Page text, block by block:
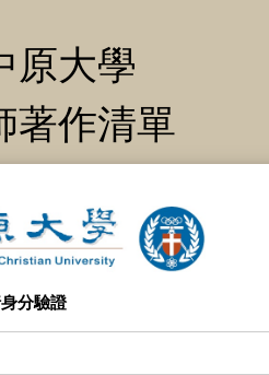
原大學
著作清單
分驗證